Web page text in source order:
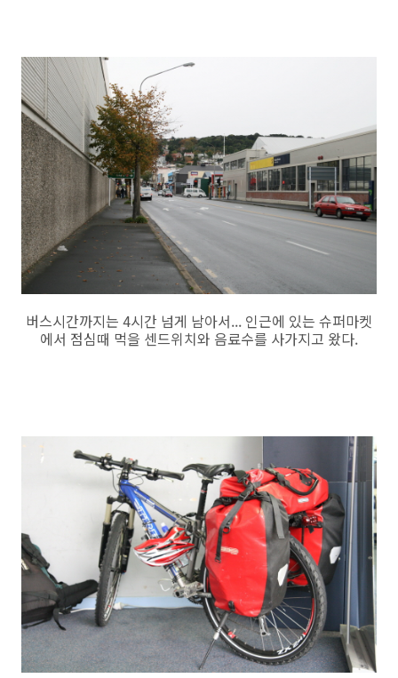
버스시간까지는 4시간 넘게 남아서... 인근에 있는 슈퍼마켓
에서 점심때 먹을 센드위치와 음료수를 사가지고 왔다.